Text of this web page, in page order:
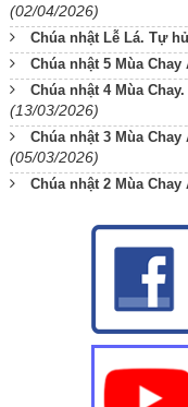
(02/04/2026)
Chúa nhật Lễ Lá. Tự
Chúa nhật 5 Mùa
Chúa nhật 4 Mùa
(13/03/2026)
Chúa nhật 3 Mùa
(05/03/2026)
Chúa nhật 2 Mùa